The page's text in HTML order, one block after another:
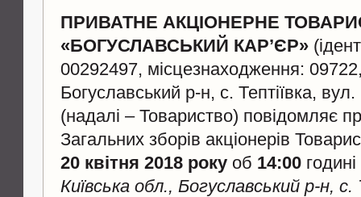
ПРИВАТНЕ АКЦІОНЕРНЕ
«БОГУСЛАВСЬКИЙ КАР’ЄР»
00292497, місцезнаходження:
Богуславський р-н, с. Тептіївка,
(надалі – Товариство) повідомляє
Загальних зборів акціонерів
20 квітня 2018 року об 14:00
Київська обл., Богуславський р-н, с.